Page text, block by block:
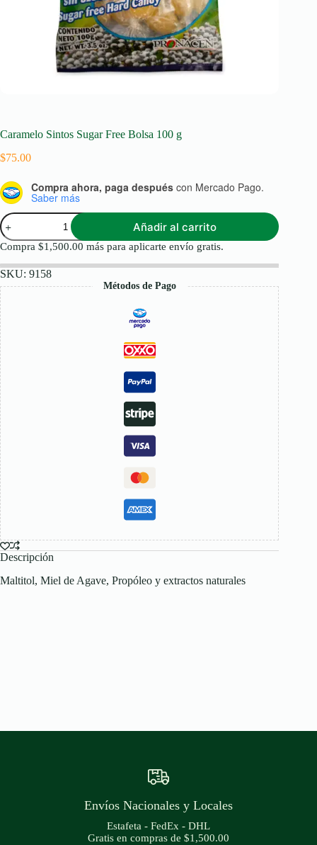
Caramelo Sintos Sugar Free Bolsa 100 g
$75.00
Compra ahora, paga después con Mercado Pago.
Saber más
Caramelo
Sintos
Sugar
Free
Bolsa
100
g
cantidad
Añadir al carrito
Compra $1,500.00 más para aplicarte envío gratis.
SKU: 9158
Métodos de Pago
Descripción
Maltitol, Miel de Agave, Propóleo y extractos naturales
Envíos Nacionales y Locales
Estafeta - FedEx - DHL
Gratis en compras de $1,500.00